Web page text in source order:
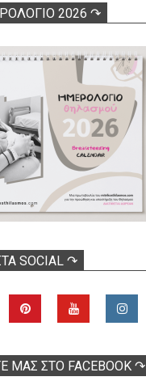
2026 ↷
SOCIAL ↷
ΜΑΣ ΣΤΟ FACEBOOK ↷